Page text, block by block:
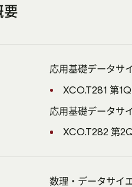
要
応用基礎データサ
XCO.T281 第
応用基礎データサ
XCO.T282 第
数理・データサイ